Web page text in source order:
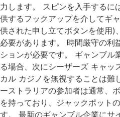
力します。 スピンを入手するに
供するフックアップを介してギ
供された申し立てボタンを使用)
必要があります。 時間厳守の利
ションが必要です。 ギャンブル
る場合、次にシーザーズ キャッ
カル カジノを無視することは難
ーストラリアの参加者は通常、
を持っており、ジャックポット
す。 最新のギャンブル企業にサ